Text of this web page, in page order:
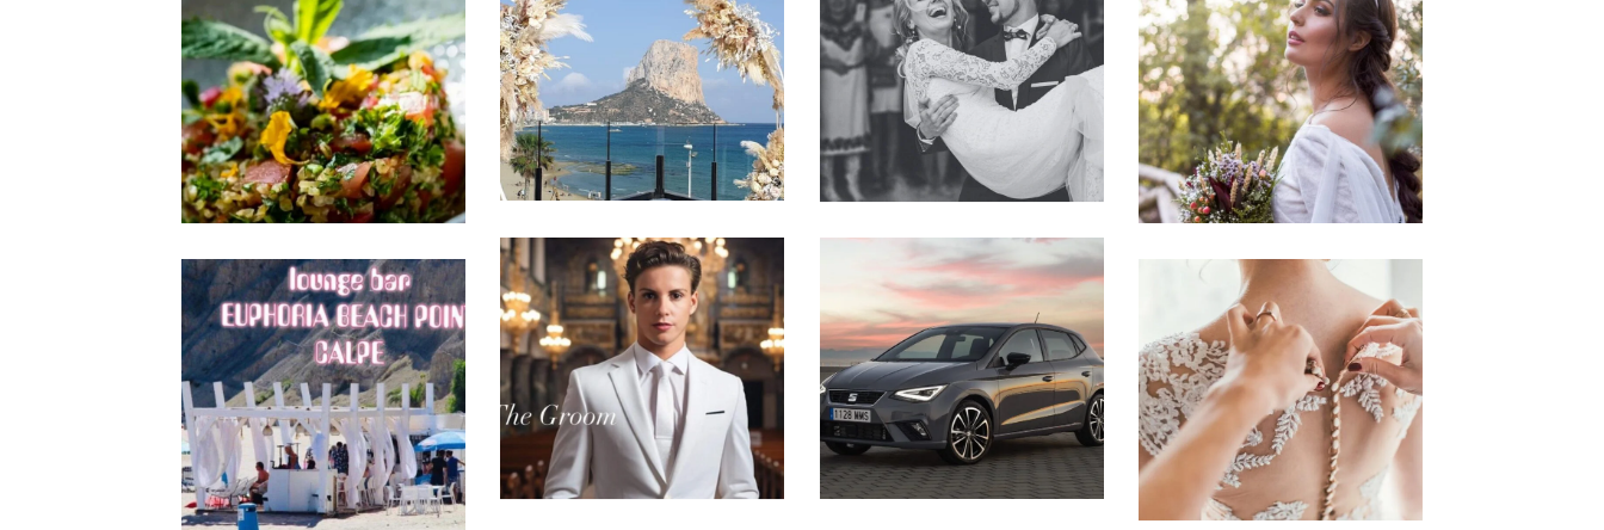
La Decoración
EL ARCO
La Diversión
EL BAILE DE LOS
NOVIOS
La Comida y Las Bebidas
EL CATERING
La Ceremonia
EL MAQUILLAJE
La Ceremonia
EL TRAJE DEL NOVIO
El Transporte
EL TRANSPORTE DE
LOS INVITADOS
La Ceremonia
EL VESTIDO DE LA
NOVIA
Calpe
EUPHORIA BEACH
POINT